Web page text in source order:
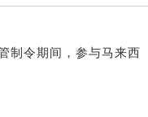
制令期间，参与马来西